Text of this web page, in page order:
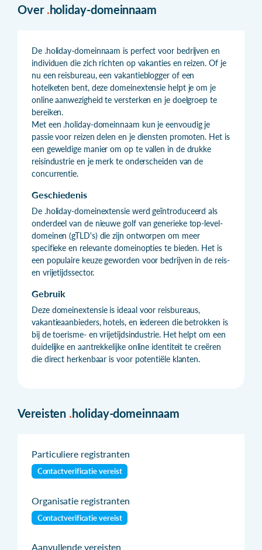
Over .holiday-domeinnaam
De .holiday-domeinnaam is perfect voor bedrijven en
individuen die zich richten op vakanties en reizen. Of je
nu een reisbureau, een vakantieblogger of een
hotelketen bent, deze domeinextensie helpt je om je
online aanwezigheid te versterken en je doelgroep te
bereiken.
Met een .holiday-domeinnaam kun je eenvoudig je
passie voor reizen delen en je diensten promoten. Het is
een geweldige manier om op te vallen in de drukke
reisindustrie en je merk te onderscheiden van de
concurrentie.
Geschiedenis
De .holiday-domeinextensie werd geïntroduceerd als
onderdeel van de nieuwe golf van generieke top-level-
domeinen (gTLD's) die zijn ontworpen om meer
specifieke en relevante domeinopties te bieden. Het is
een populaire keuze geworden voor bedrijven in de reis-
en vrijetijdssector.
Gebruik
Deze domeinextensie is ideaal voor reisbureaus,
vakantieaanbieders, hotels, en iedereen die betrokken is
bij de toerisme- en vrijetijdsindustrie. Het helpt om een
duidelijke en aantrekkelijke online identiteit te creëren
die direct herkenbaar is voor potentiële klanten.
Vereisten .holiday-domeinnaam
Particuliere registranten
Contactverificatie vereist
Organisatie registranten
Contactverificatie vereist
Aanvullende vereisten